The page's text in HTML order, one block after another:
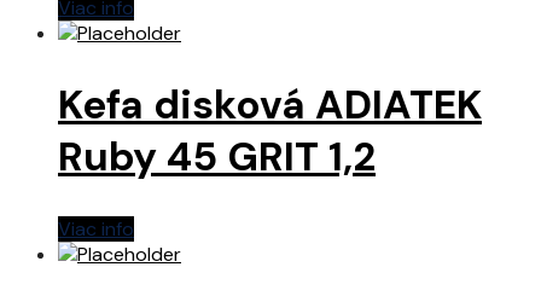
Viac info
Kefa disková ADIATEK
Ruby 45 GRIT 1,2
Viac info